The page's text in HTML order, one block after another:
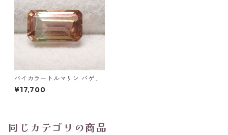
バイカラートルマリン バゲッ
トカットルース 1.77ct 8.4mm
*5.2mm*3.9mm
¥17,700
同じカテゴリの商品